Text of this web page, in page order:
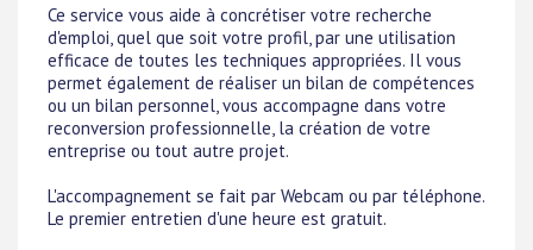
Ce service vous aide à concrétiser votre recherche
d'emploi, quel que soit votre profil, par une utilisation
efficace de toutes les techniques appropriées. Il vous
permet également de réaliser un bilan de compétences
ou un bilan personnel, vous accompagne dans votre
reconversion professionnelle, la création de votre
entreprise ou tout autre projet.
L'accompagnement se fait par Webcam ou par téléphone.
Le premier entretien d'une heure est gratuit.